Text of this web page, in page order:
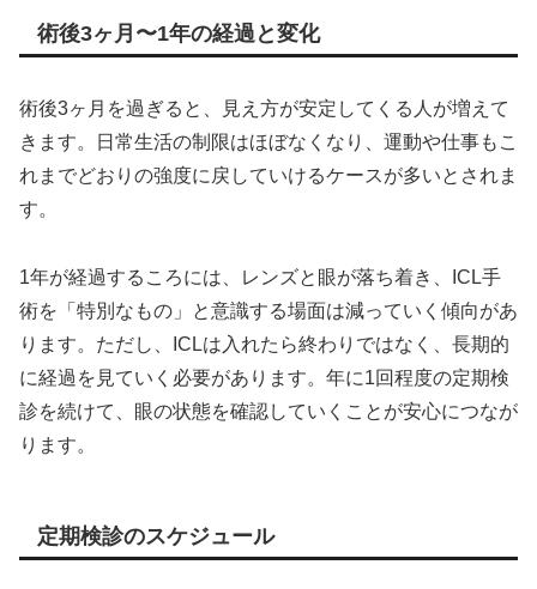
術後3ヶ月〜1年の経過と変化
術後3ヶ月を過ぎると、見え方が安定してくる人が増えて
きます。日常生活の制限はほぼなくなり、運動や仕事もこ
れまでどおりの強度に戻していけるケースが多いとされま
す。
1年が経過するころには、レンズと眼が落ち着き、ICL手
術を「特別なもの」と意識する場面は減っていく傾向があ
ります。ただし、ICLは入れたら終わりではなく、長期的
に経過を見ていく必要があります。年に1回程度の定期検
診を続けて、眼の状態を確認していくことが安心につなが
ります。
定期検診のスケジュール